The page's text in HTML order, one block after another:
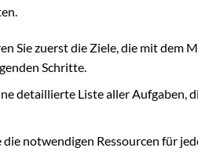
Sie zuerst die Ziele, die mit dem
Schritte.
detaillierte Liste aller Aufgaben,
die notwendigen Ressourcen für